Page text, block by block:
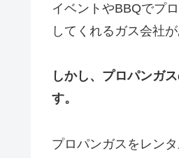
イベントやBBQでプ
してくれるガス会社
しかし、プロパンガ
す。
プロパンガスをレン